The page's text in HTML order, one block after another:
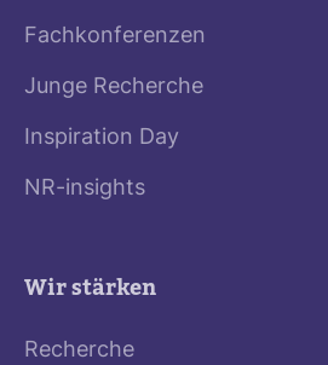
Fachkonferenzen
Junge Recherche
Inspiration Day
NR-insights
Wir stärken
Recherche